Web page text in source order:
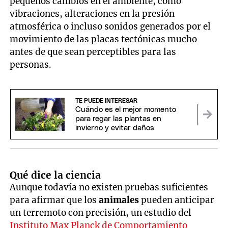
vibraciones, alteraciones en la presión
atmosférica o incluso sonidos generados por el
movimiento de las placas tectónicas mucho
antes de que sean perceptibles para las
personas.
TE PUEDE INTERESAR
Cuándo es el mejor momento
para regar las plantas en
invierno y evitar daños
Qué dice la ciencia
Aunque todavía no existen pruebas suficientes
para afirmar que losanimalespueden anticipar
un terremoto con precisión, un estudio del
Instituto Max Planck de Comportamiento